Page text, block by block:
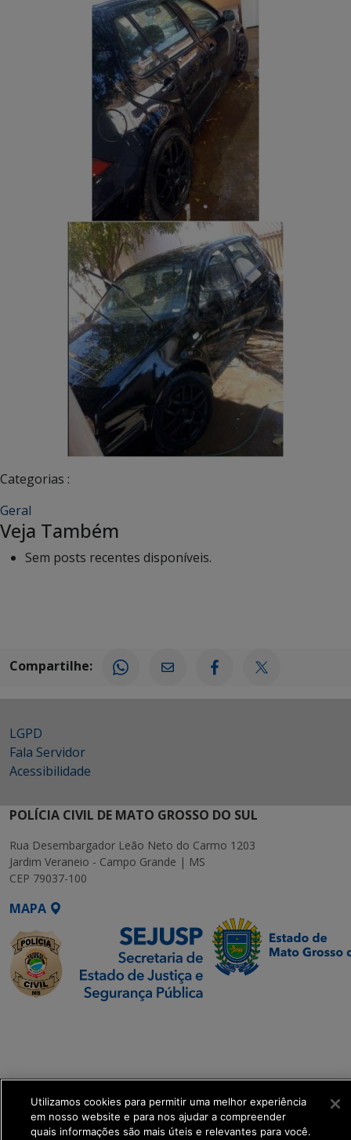
Categorias :
Geral
Veja Também
Sem posts recentes disponíveis.
Compartilhe:
LGPD
Fala Servidor
Acessibilidade
POLÍCIA CIVIL DE MATO GROSSO DO SUL
Rua Desembargador Leão Neto do Carmo 1203
Jardim Veraneio - Campo Grande | MS
CEP 79037-100
MAPA
get_footer();
Utilizamos cookies para permitir uma melhor experiência
em nosso website e para nos ajudar a compreender
quais informações são mais úteis e relevantes para você.